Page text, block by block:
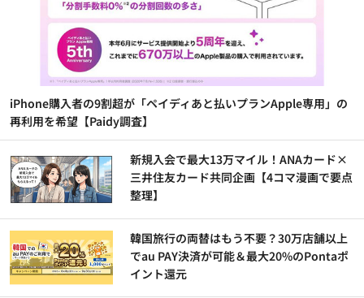
iPhone購入者の9割超が「ペイディあと払いプランApple専用」の
再利用を希望【Paidy調査】
新規入会で最大13万マイル！ANAカード×
三井住友カード共同企画【4コマ漫画で要点
整理】
韓国旅行の両替はもう不要？30万店舗以上
でau PAY決済が可能＆最大20%のPontaポ
イント還元